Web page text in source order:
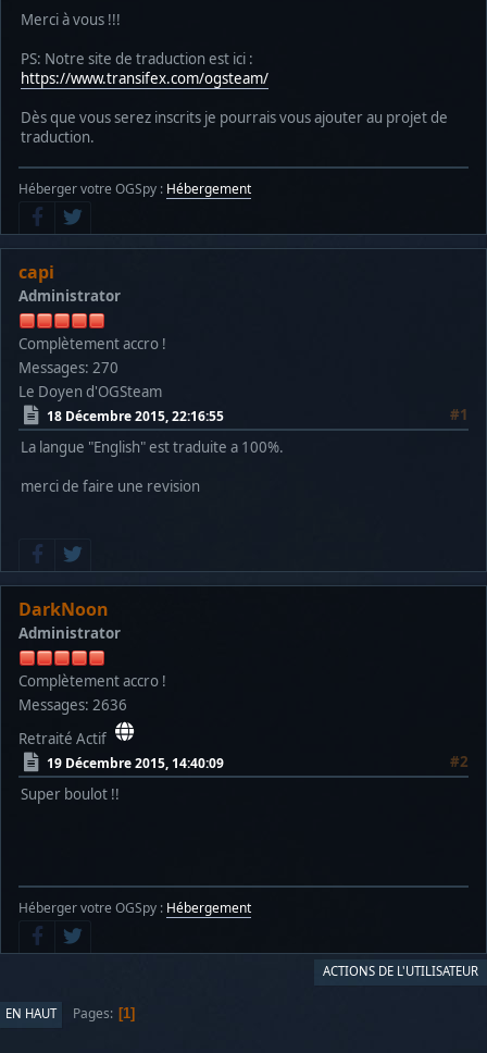
Merci à vous !!!
PS: Notre site de traduction est ici :
https://www.transifex.com/ogsteam/
Dès que vous serez inscrits je pourrais vous ajouter au projet de
traduction.
Héberger votre OGSpy : Hébergement
capi
Administrator
Complètement accro !
Messages: 270
Le Doyen d'OGSteam
18 Décembre 2015, 22:16:55
#1
La langue "English" est traduite a 100%.
merci de faire une revision
DarkNoon
Administrator
Complètement accro !
Messages: 2636
Retraité Actif
19 Décembre 2015, 14:40:09
#2
Super boulot !!
Héberger votre OGSpy : Hébergement
ACTIONS DE L'UTILISATEUR
EN HAUT Pages 1